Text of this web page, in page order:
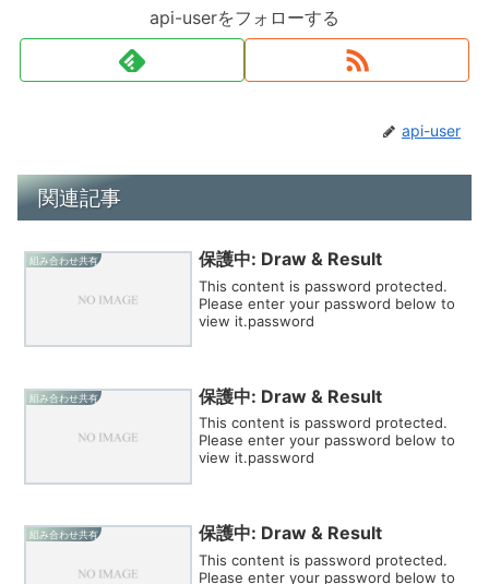
api-userをフォローする
api-user
関連記事
組み合わせ共有 保護中: Draw & Result
This content is password protected.
Please enter your password below to
view it.password
組み合わせ共有 保護中: Draw & Result
This content is password protected.
Please enter your password below to
view it.password
組み合わせ共有 保護中: Draw & Result
This content is password protected.
Please enter your password below to